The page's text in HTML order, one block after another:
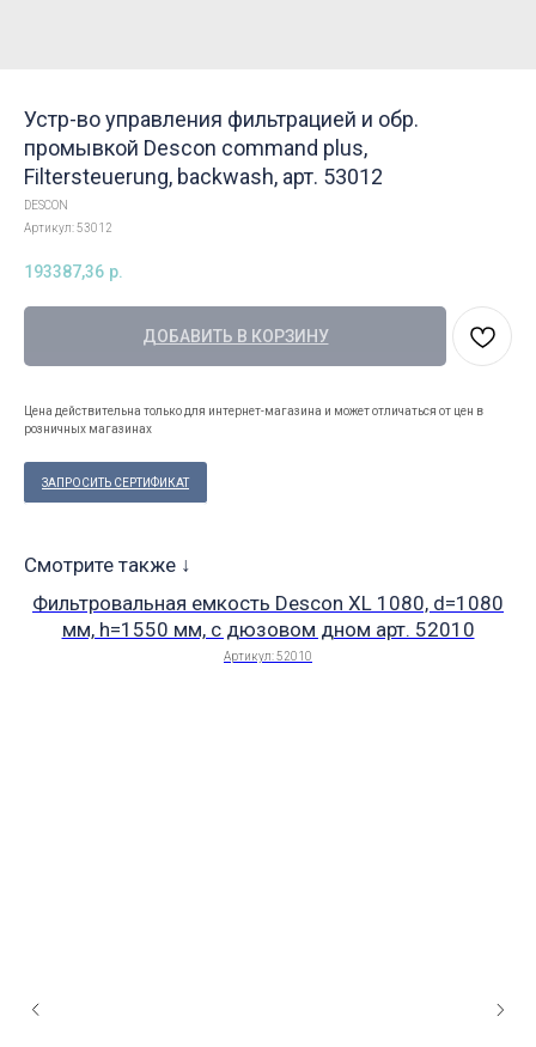
Устр-во управления фильтрацией и обр.
промывкой Descon command plus,
Filtersteuerung, backwash, арт. 53012
DESCON
Артикул:53012
193387,36 р.
ДОБАВИТЬ В КОРЗИНУ
Цена действительна только для интернет-магазина и может отличаться от цен в
розничных магазинах
ЗАПРОСИТЬ СЕРТИФИКАТ
Смотрите также ↓
Фильтровальная емкость Descon XL 1080, d=1080
мм, h=1550 мм, с дюзовом дном арт. 52010
Артикул:52010